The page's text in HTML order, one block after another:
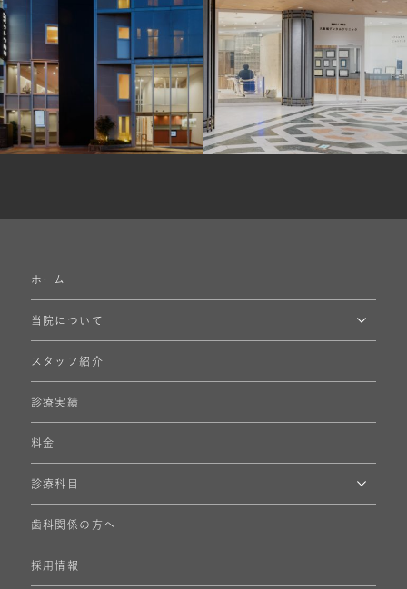
ホーム
当院について
スタッフ紹介
診療実績
料金
診療科目
歯科関係の方へ
採用情報